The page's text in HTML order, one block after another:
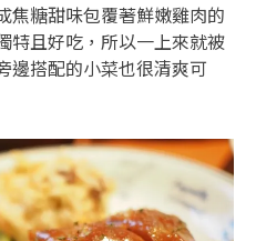
焦糖甜味包覆著鮮嫩雞肉的
特且好吃，所以一上來就被
邊搭配的小菜也很清爽可